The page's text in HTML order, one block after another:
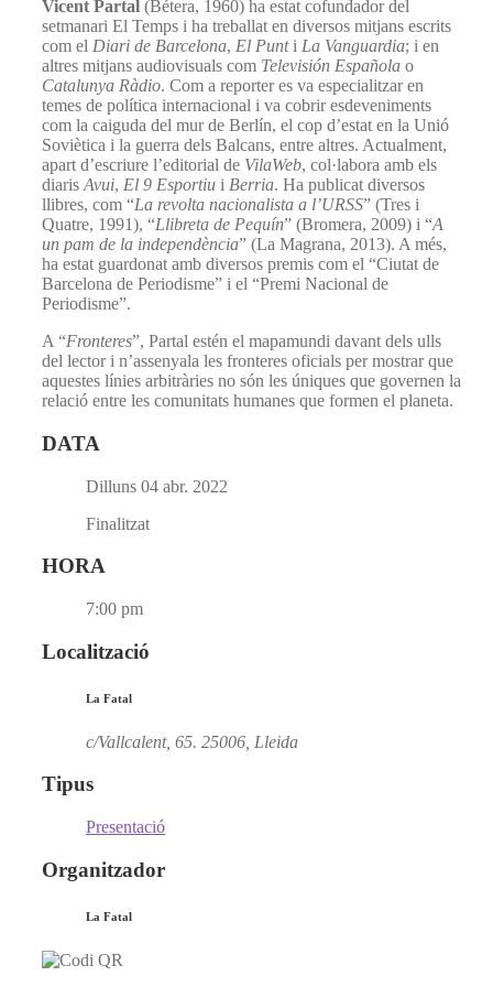
Vicent Partal (Bétera, 1960) ha estat cofundador del
setmanari El Temps i ha treballat en diversos mitjans escrits
com el Diari de Barcelona, El Punti La Vanguardia; i en
altres mitjans audiovisuals com Televisión Española o
Catalunya Ràdio. Com a reporter es va especialitzar en
temes de política internacional i va cobrir esdeveniments
com la caiguda del mur de Berlín, el cop d’estat en la Unió
Soviètica i la guerra dels Balcans, entre altres. Actualment,
apart d’escriure l’editorial de VilaWeb, col·labora amb els
diaris Avui, El 9 Esportiu i Berria. Ha publicat diversos
llibres, com “La revolta nacionalista a l’URSS” (Tres i
Quatre, 1991), “Llibreta de Pequín” (Bromera, 2009) i “A
un pam de la independència” (La Magrana, 2013). A més,
ha estat guardonat amb diversos premis com el “Ciutat de
Barcelona de Periodisme” i el “Premi Nacional de
Periodisme”.
A “Fronteres”, Partal estén el mapamundi davant dels ulls
del lector i n’assenyala les fronteres oficials per mostrar que
aquestes línies arbitràries no són les úniques que governen la
relació entre les comunitats humanes que formen el planeta.
DATA
Dilluns 04 abr. 2022
Finalitzat
HORA
7:00 pm
Localització
La Fatal
c/Vallcalent, 65. 25006, Lleida
Tipus
Presentació
Organitzador
La Fatal